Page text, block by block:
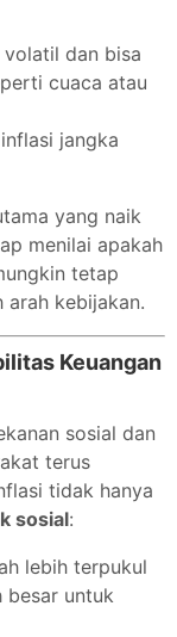
dan bisa
cuaca atau
jangka
yang naik
menilai apakah
tetap
kebijakan.
Keuangan
sosial dan
terus
tidak hanya
sosial:
lebih terpukul
besar untuk